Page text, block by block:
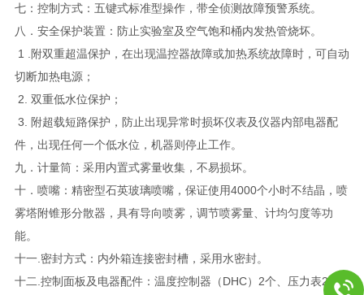
七：控制方式：五键式标准型操作，带全侦测故障预警系统。
八．安全保护装置：防止实验室及空气饱和桶内发热管烧坏。
1 .附双重超温保护，在出现温控器故障或加热系统故障时，可自动
切断加热电源；
2. 双重低水位保护；
3. 附超载短路保护，防止出现异常时损坏仪表及仪器内部电器配
件，出现任何一个低水位，机器则停止工作。
九．计量筒：采用内置式雾量收集，不易损坏。
十．喷嘴：精密型石英玻璃喷嘴，保证使用4000个小时不结晶，喷
雾塔附锥形分散器，具有导向喷雾，调节喷雾量、计均匀度等功
能。
十一.密封方式：内外箱连接密封槽，采用水密封。
十二.控制面板及电器配件：温度控制器（DHC）2个、压力表2个